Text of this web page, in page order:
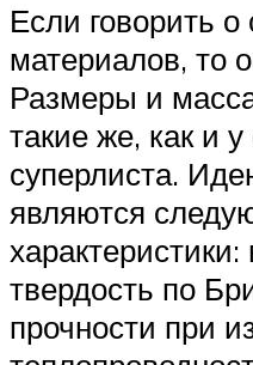
Если говорить о
материалов, то
Размеры и масса
такие же, как и у
суперлиста.
являются
твердость по
прочности при